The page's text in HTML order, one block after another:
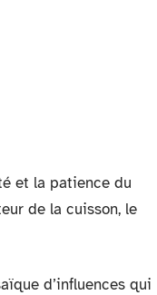
et la patience du
de la cuisson, le
d’influences qui